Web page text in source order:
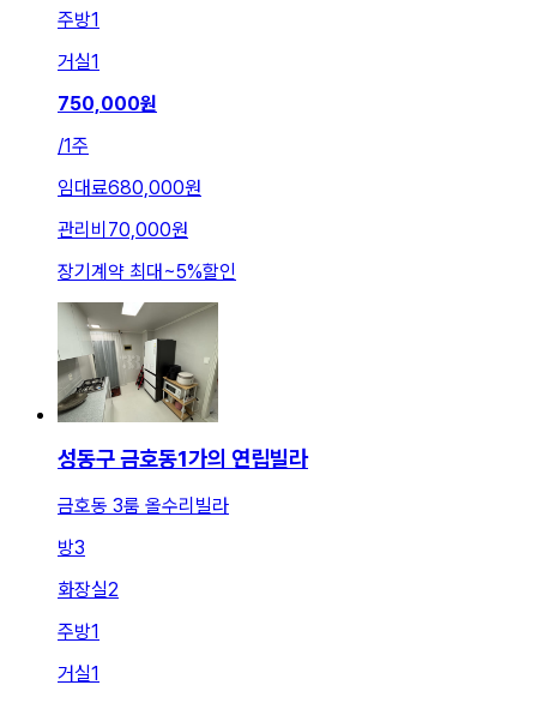
주방1
거실1
750,000원
/1주
임대료680,000원
관리비 70,000원
장기계약 최대~5%할인
성동구 금호동1가의 연립빌라
금호동 3룸 올수리빌라
방3
화장실2
주방1
거실1